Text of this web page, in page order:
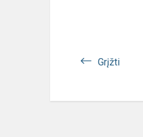
Grįžti